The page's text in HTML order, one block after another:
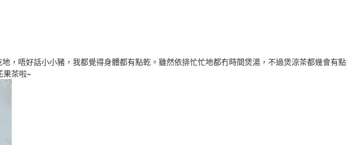
地 ，唔好話小小豬 ，我都覺得身體都有點乾 。雖然依排忙忙地都冇時間煲湯 ，不過煲涼茶都幾會有點
果茶啦~